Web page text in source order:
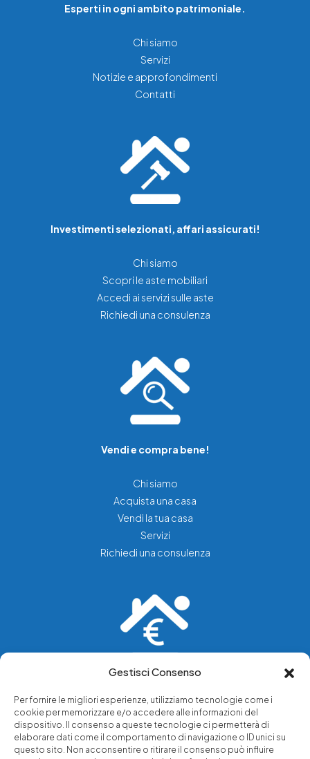
Gestisci Consenso
Per fornire le migliori esperienze, utilizziamo tecnologie come i
cookie per memorizzare e/o accedere alle informazioni del
dispositivo. Il consenso a queste tecnologie ci permetterà di
elaborare dati come il comportamento di navigazione o ID unici su
questo sito. Non acconsentire o ritirare il consenso può influire
Esperti in ogni ambito patrimoniale.
Chi siamo
Servizi
Notizie e approfondimenti
Contatti
Investimenti selezionati, affari assicurati!
Chi siamo
Scopri le aste mobiliari
Accedi ai servizi sulle aste
Richiedi una consulenza
Vendi e compra bene!
Chi siamo
Acquista una casa
Vendi la tua casa
Servizi
Richiedi una consulenza
Chi siamo
Servizi di tutela legale
Notizie e approfondimenti